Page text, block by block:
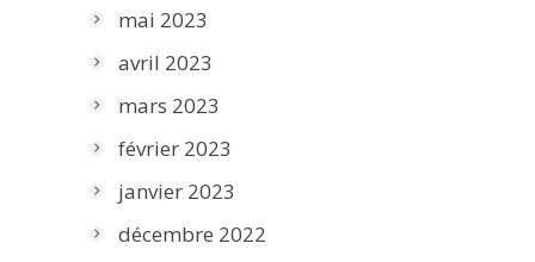
mai 2023
avril 2023
mars 2023
février 2023
janvier 2023
décembre 2022